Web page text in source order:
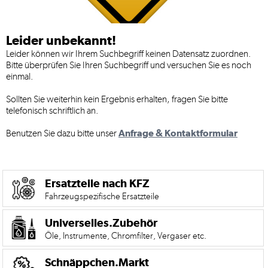
Version
unseres
Shops
umfasst
alle
Informationen-
Bestellmöglichkeiten
Site.
Nehmen
Sie
sich
einen
Augeblick
Zeit
und
Leider unbekannt!
Leider können wir Ihrem Suchbegriffkeinen Datensatz zuordnen.
Bitte überprüfen Sie Ihren Suchbegriff und versuchen Sie es noch
einmal.
Sollten Sie weiterhin kein Ergebnis erhalten, fragen Sie bitte
telefonisch schriftlich an.
Benutzen Sie dazu bitte unserAnfrage & Kontaktformular
Ersatzteile nach KFZ
Fahrzeugspezifische Ersatzteile
Universelles.Zubehör
Öle, Instrumente, Chromfilter, Vergaser etc.
Schnäppchen.Markt